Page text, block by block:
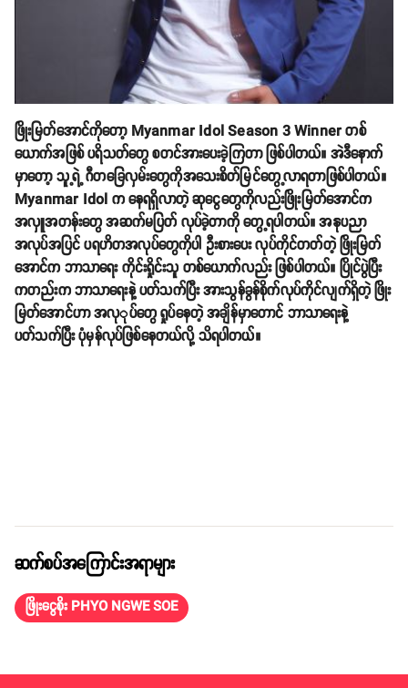
ဖြိုးမြတ်အောင်ကိုတော့ Myanmar Idol Season 3 Winner တစ်
ယောက်အဖြစ် ပရိသတ်တွေ စတင်အားပေးခဲ့ကြတာ ဖြစ်ပါတယ်။ အဲဒီနောက်
မှာတော့ သူ့ရဲ့ ဂီတခြေလှမ်းတွေကိုအသေးစိတ်မြင်တွေ့လာရတာဖြစ်ပါတယ်။
Myanmar Idol က နေရရှိလာတဲ့ ဆုငွေတွေကိုလည်းဖြိုးမြတ်အောင်က
အလှူအတန်းတွေ အဆက်မပြတ် လုပ်ခဲ့တာကို တွေ့ရပါတယ်။ အနုပညာ
အလုပ်အပြင် ပရဟိတအလုပ်တွေကိုပါ ဦးစားပေး လုပ်ကိုင်တတ်တဲ့ ဖြိုးမြတ်
အောင်က ဘာသာရေး ကိုင်းရှိုင်းသူ တစ်ယောက်လည်း ဖြစ်ပါတယ်။ ပြိုင်ပွဲပြီး
ကတည်းက ဘာသာရေးနဲ့ ပတ်သက်ပြီး အားသွန်ခွန်စိုက်လုပ်ကိုင်လျက်ရှိတဲ့ ဖြိုး
မြတ်အောင်ဟာ အလုုပ်တွေ ရှုပ်နေတဲ့ အချိန်မှာတောင် ဘာသာရေးနဲ့
ပတ်သက်ပြီး ပုံမှန်လုပ်ဖြစ်နေတယ်လို့ သိရပါတယ်။
ဆက်စပ်အကြောင်းအရာများ
ဖြိုးငွေစိုး PHYO NGWE SOE